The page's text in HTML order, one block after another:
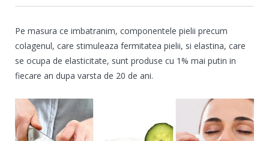
Pe masura ce imbatranim, componentele pielii precum
colagenul, care stimuleaza fermitatea pielii, si elastina, care
se ocupa de elasticitate, sunt produse cu 1% mai putin in
fiecare an dupa varsta de 20 de ani.